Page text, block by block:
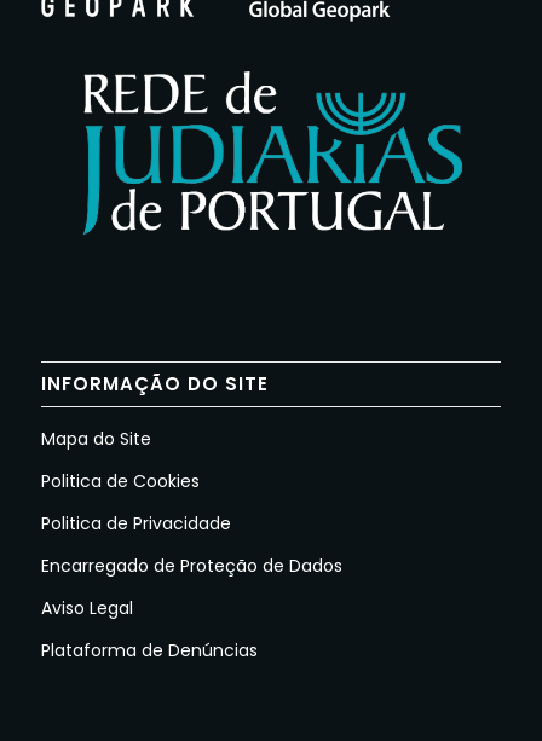
INFORMAÇÃO DO SITE
Mapa do Site
Politica de Cookies
Politica de Privacidade
Encarregado de Proteção de Dados
Aviso Legal
Plataforma de Denúncias